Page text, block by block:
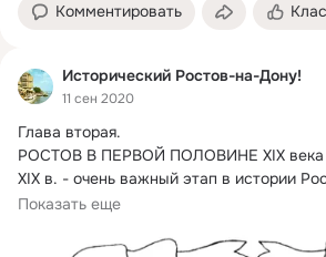
Комментировать
Исторический Ростов-на-Дону!
11 сен 2020
Глава вторая.
РОСТОВ В ПЕРВОЙ ПОЛОВИНЕ ХIХ века
XIX в. - очень важный этап в истории
второй половине...
Показать еще